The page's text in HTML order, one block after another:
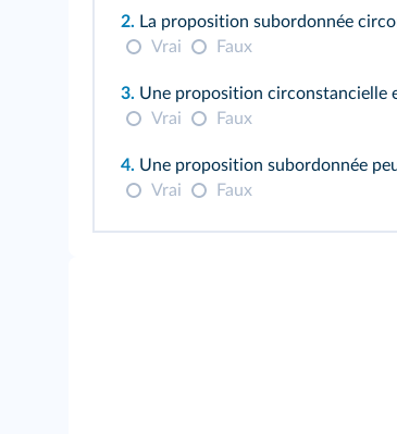
2. La proposition subordonnée
Vrai
Faux
3. Une proposition circonstancielle
Vrai
Faux
4. Une proposition subordonnée
Vrai
Faux